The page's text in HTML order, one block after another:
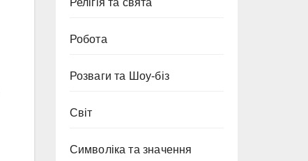
Релігія та свята
Робота
Розваги та Шоу-біз
Світ
Символіка та значення